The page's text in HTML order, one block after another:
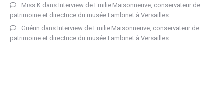
Miss K dans Interview de Emilie Maisonneuve, conservateur de
patrimoine et directrice du musée Lambinet à Versailles
Guérin dans Interview de Emilie Maisonneuve, conservateur de
patrimoine et directrice du musée Lambinet à Versailles